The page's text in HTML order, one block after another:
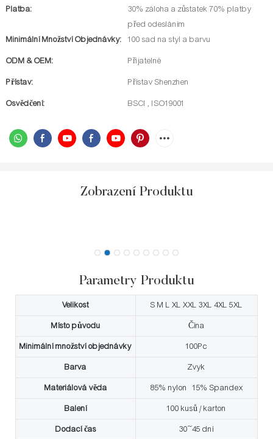
Platba:
30% záloha a zůstatek 70% platby
před odesláním
Minimální Množství Objednávky:
100 sad na styl a barvu
ODM & OEM: Přijatelné
Přístav: Přístav Shenzhen
Osvědčení: BSCI , ISO19001
Zobrazení Produktu
Parametry Produktu
Velikost S M L XL XXL 3XL 4XL 5XL
Místo původu Čína
Minimální množství objednávky 100Pc
Barva Zvyk
Materiálová věda 85% nylon 15% Spandex
Balení 100 kusů / karton
Dodací čas 30~45 dní